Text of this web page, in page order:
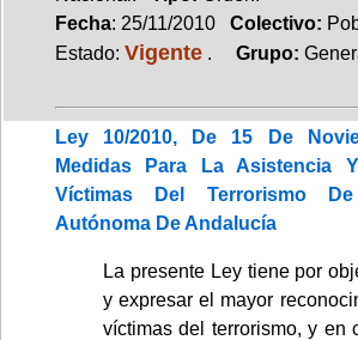
Fecha: 25/11/2010 Colectivo:
Estado: Vigente . Grupo:
Ley 10/2010, De 15 De
Medidas Para La Asistencia
Víctimas Del Terrorismo
Autónoma De Andalucía
La presente Ley tiene por
y expresar el mayor
víctimas del terrorismo, y en